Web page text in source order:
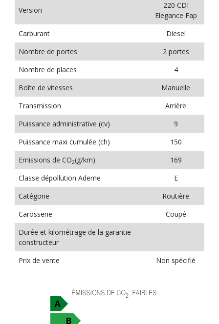
Version
220 CDI
Elegance Fap
Carburant
Diesel
Nombre de portes
2 portes
Nombre de places
4
Boîte de vitesses
Manuelle
Transmission
Arrière
Puissance administrative (cv)
9
Puissance maxi cumulée (ch)
150
Emissions de CO2(g/km)
169
Classe dépollution Ademe
E
Catégorie
Routière
Carosserie
Coupé
Durée et kilométrage de la garantie
constructeur
Prix de vente
Non spécifié